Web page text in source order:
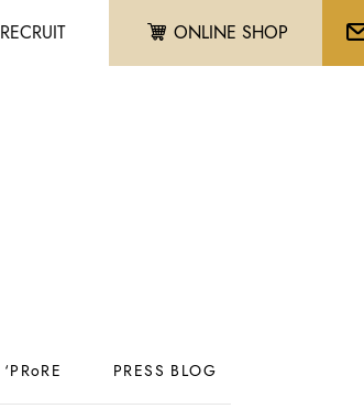
RECRUIT ONLINE SHOP
‘PRoRE PRESS BLOG